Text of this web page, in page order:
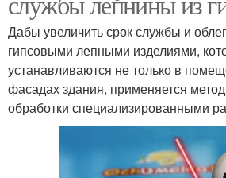
Дабы увеличить срок службы и
гипсовыми лепными изделиями,
устанавливаются не только в
фасадах здания, применяется
обработки специализированными